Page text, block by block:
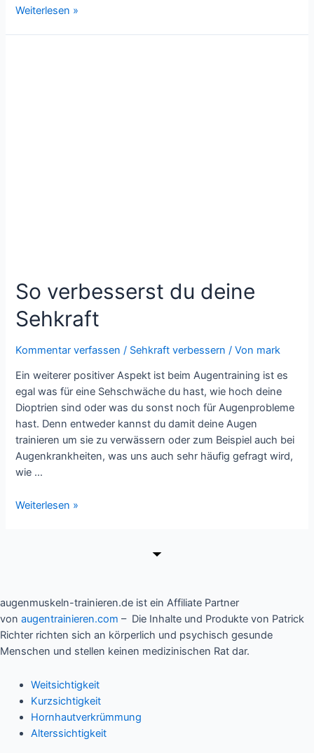
Das
Weiterlesen »
So verbesserst du deine
Sehkraft
Kommentar verfassen / Sehkraft verbessern / Von mark
Ein weiterer positiver Aspekt ist beim Augentraining ist es
egal was für eine Sehschwäche du hast, wie hoch deine
Dioptrien sind oder was du sonst noch für Augenprobleme
hast. Denn entweder kannst du damit deine Augen
trainieren um sie zu verwässern oder zum Beispiel auch bei
Augenkrankheiten, was uns auch sehr häufig gefragt wird,
wie …
So
Weiterlesen »
augenmuskeln-trainieren.de ist ein Affiliate Partner
von augentrainieren.com – Die Inhalte und Produkte von Patrick
Richter richten sich an körperlich und psychisch gesunde
Menschen und stellen keinen medizinischen Rat dar.
Weitsichtigkeit
Kurzsichtigkeit
Hornhautverkrümmung
Alterssichtigkeit